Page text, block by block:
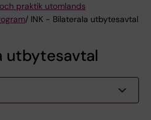
praktik utomlands
/ INK - Bilaterala utbytesavtal
utbytesavtal